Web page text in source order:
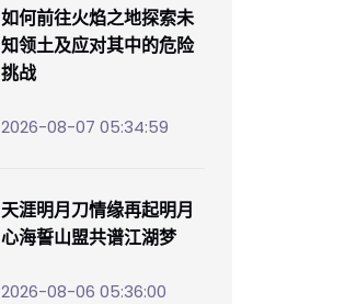
如何前往火焰之地探索未
知领土及应对其中的危险
挑战
2026-08-07 05:34:59
天涯明月刀情缘再起明月
心海誓山盟共谱江湖梦
2026-08-06 05:36:00